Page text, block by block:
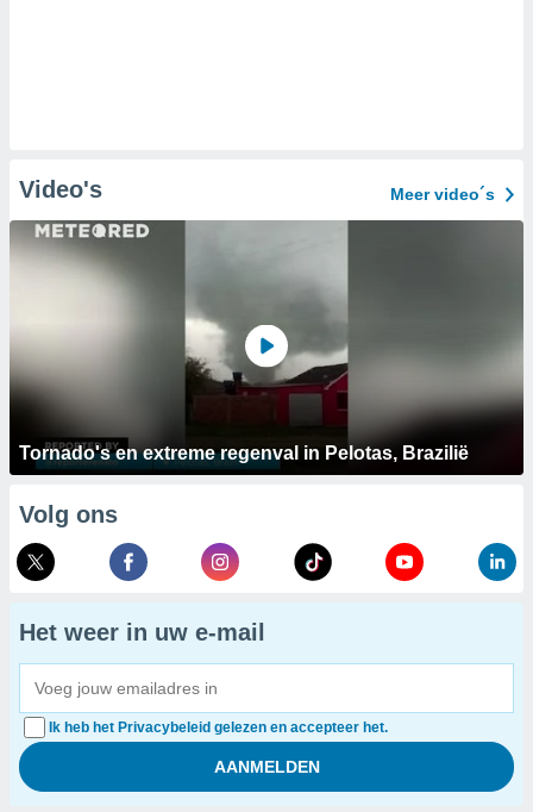
Video's Meer video´s
Tornado's en extreme regenval in Pelotas, Brazilië
Volg ons
Het weer in uw e-mail
Ik heb het Privacybeleid gelezen en accepteer het.